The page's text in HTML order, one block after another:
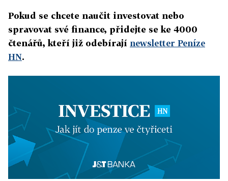
Pokud se chcete naučit investovat nebo
spravovat své finance, přidejte se ke 4000
čtenářů, kteří již odebírají newsletter Peníze
HN.